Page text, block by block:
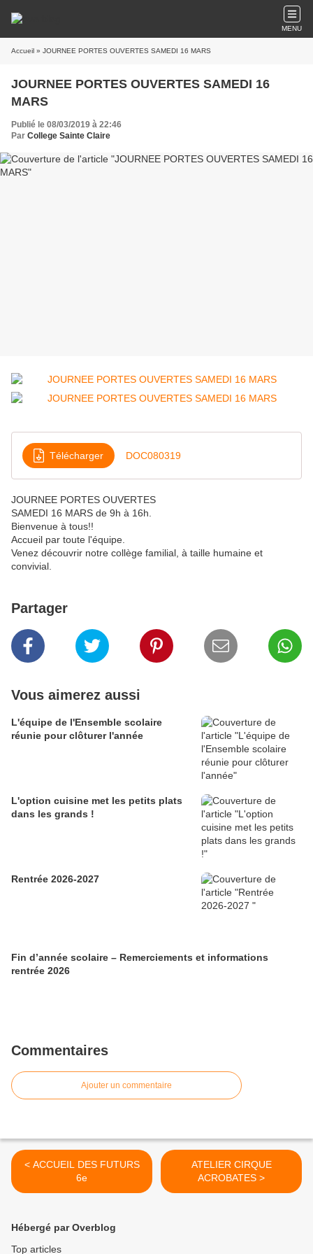
MENU
Accueil » JOURNEE PORTES OUVERTES SAMEDI 16 MARS
JOURNEE PORTES OUVERTES SAMEDI 16
MARS
Publié le 08/03/2019 à 22:46
Par College Sainte Claire
Télécharger DOC080319
JOURNEE PORTES OUVERTES
SAMEDI 16 MARS de 9h à 16h.
Bienvenue à tous!!
Accueil par toute l'équipe.
Venez découvrir notre collège familial, à taille humaine et
convivial.
Partager
Vous aimerez aussi
L'équipe de l'Ensemble scolaire
réunie pour clôturer l'année
L'option cuisine met les petits plats
dans les grands !
Rentrée 2026-2027
Fin d’année scolaire – Remerciements et informations
rentrée 2026
Commentaires
Ajouter un commentaire
< ACCUEIL DES FUTURS
6e
ATELIER CIRQUE
ACROBATES >
Hébergé par Overblog
Top articles